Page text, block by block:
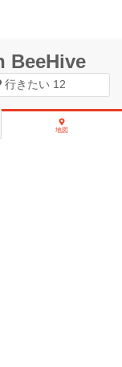
BeeHive
行きたい 12
地図